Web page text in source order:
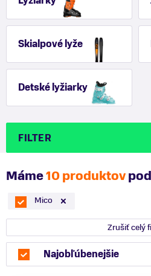
Skialpové lyže
Detské lyžiarky
FILTER
Máme10 produktov
Mico
Zrušiť celý
Najobľúbenejšie